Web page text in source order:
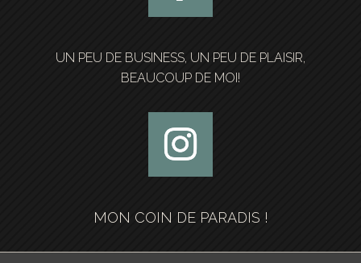
UN PEU DE BUSINESS, UN PEU DE PLAISIR,
BEAUCOUP DE MOI!
MON COIN DE PARADIS !